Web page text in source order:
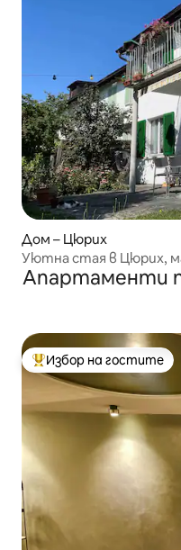
Дом – Цюрих
Уютна стая в Цюрих,
котка
Апартаменти
Най-популярен избор
Избор на гостите